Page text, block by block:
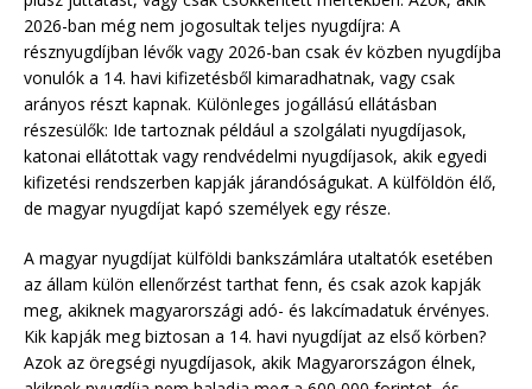
2026-ban még nem jogosultak teljes nyugdíjra: A
résznyugdíjban lévők vagy 2026-ban csak év közben nyugdíjba
vonulók a 14. havi kifizetésből kimaradhatnak, vagy csak
arányos részt kapnak. Különleges jogállású ellátásban
részesülők: Ide tartoznak például a szolgálati nyugdíjasok,
katonai ellátottak vagy rendvédelmi nyugdíjasok, akik egyedi
kifizetési rendszerben kapják járandóságukat. A külföldön élő,
de magyar nyugdíjat kapó személyek egy része.
A magyar nyugdíjat külföldi bankszámlára utaltatók esetében
az állam külön ellenőrzést tarthat fenn, és csak azok kapják
meg, akiknek magyarországi adó- és lakcímadatuk érvényes.
Kik kapják meg biztosan a 14. havi nyugdíjat az első körben?
Azok az öregségi nyugdíjasok, akik Magyarországon élnek,